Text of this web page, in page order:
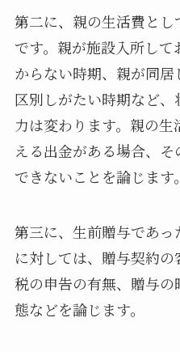
第二に、親の生活費と
です。親が施設入所し
からない時期、親が同
区別しがたい時期など
力は変わります。親の
える出金がある場合、
できないことを論じます。
第三に、生前贈与であ
に対しては、贈与契約
税の申告の有無、贈与
態などを論じます。